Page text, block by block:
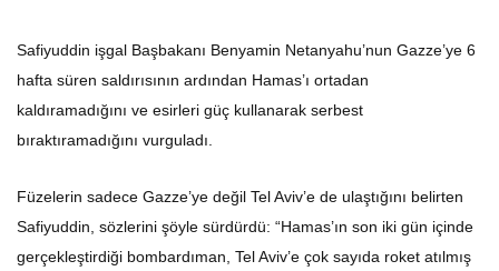
Safiyuddin işgal Başbakanı Benyamin Netanyahu’nun Gazze’ye 6
hafta süren saldırısının ardından Hamas’ı ortadan
kaldıramadığını ve esirleri güç kullanarak serbest
bıraktıramadığını vurguladı.
Füzelerin sadece Gazze’ye değil Tel Aviv’e de ulaştığını belirten
Safiyuddin, sözlerini şöyle sürdürdü: “Hamas’ın son iki gün içinde
gerçekleştirdiği bombardıman, Tel Aviv’e çok sayıda roket atılmış